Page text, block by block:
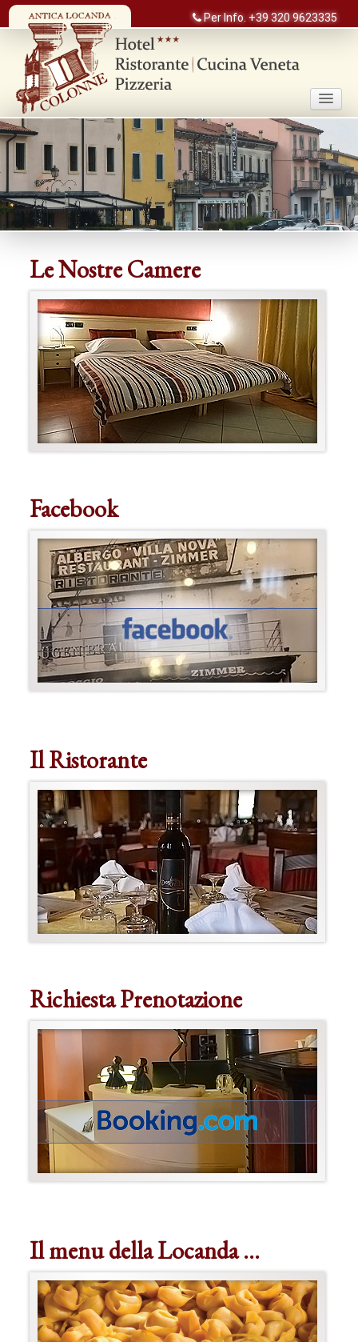
Per Info. +39 320 9623335
Home
Chi siamo
Le nostre camere
Il Ristorante
Eventi e Dintorni
Contatti
Le Nostre Camere
Facebook
Il Ristorante
Richiesta Prenotazione
Il menu della Locanda …